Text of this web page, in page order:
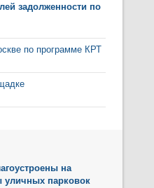
задолженности по
по программе КРТ
на
уличных парковок